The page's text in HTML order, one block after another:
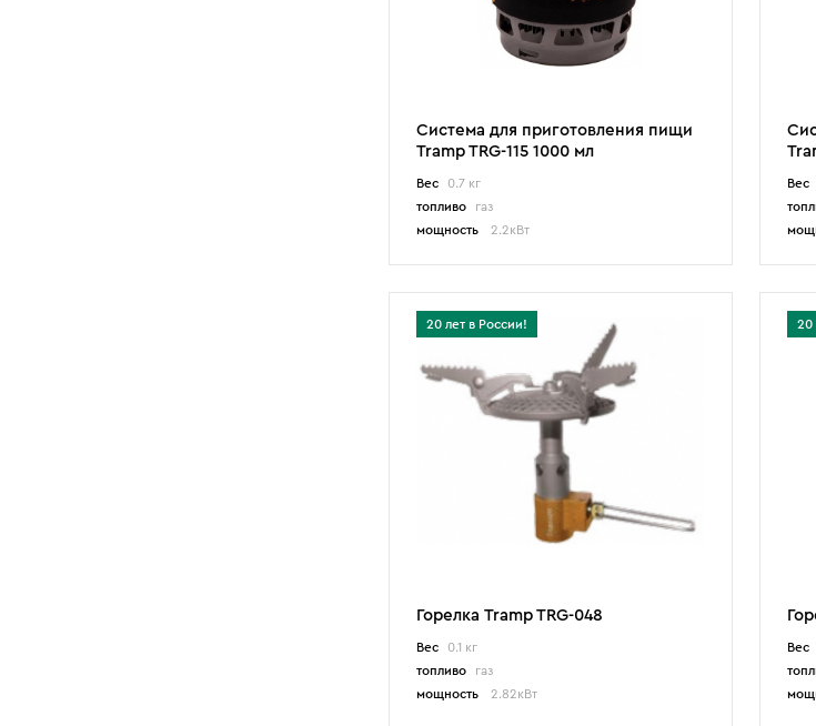
Система для приготовления пищи
Tramp TRG-115 1000 мл
Вес
0.7 кг
топливо
газ
мощность
2.2кВт
Вес
20 лет в России!
Горелка Tramp TRG-048
Вес
0.1 кг
топливо
газ
мощность
2.82кВт
20
Вес